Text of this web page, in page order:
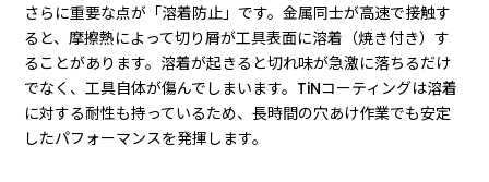
さらに重要な点が「溶着防止」です。金属同士が高速で接触す
ると、摩擦熱によって切り屑が工具表面に溶着（焼き付き）す
ることがあります。溶着が起きると切れ味が急激に落ちるだけ
でなく、工具自体が傷んでしまいます。TiNコーティングは溶着
に対する耐性も持っているため、長時間の穴あけ作業でも安定
したパフォーマンスを発揮します。